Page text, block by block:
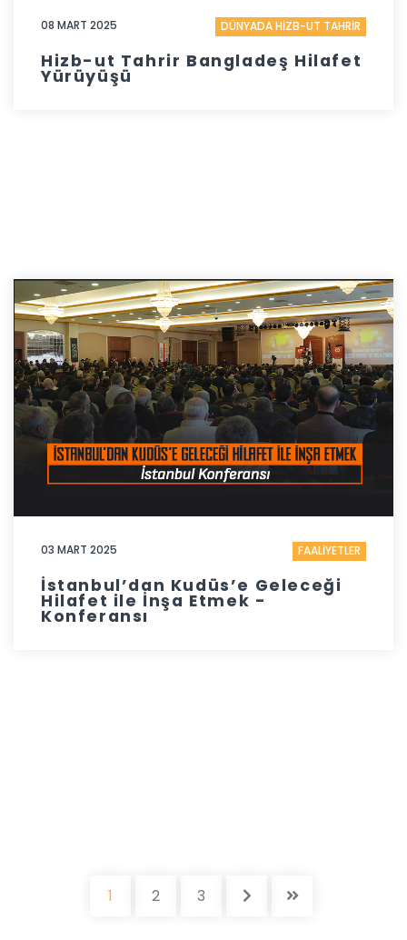
08 MART 2025 DÜNYADA HİZB-UT TAHRİR
Hizb-ut Tahrir Bangladeş Hilafet
Yürüyüşü
03 MART 2025 FAALİYETLER
İstanbul’dan Kudüs’e Geleceği
Hilafet ile İnşa Etmek -
Konferansı
1 2 3